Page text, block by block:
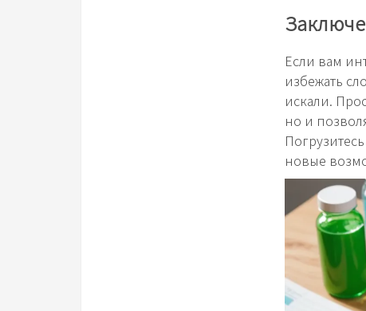
Если вам
избежать
искали.
но и
новые